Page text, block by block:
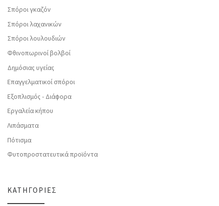
Σπόροι γκαζόν
Σπόροι λαχανικών
Σπόροι λουλουδιών
Φθινοπωρινοί βολβοί
Δημόσιας υγείας
Επαγγελματικοί σπόροι
Εξοπλισμός - Διάφορα
Εργαλεία κήπου
Λιπάσματα
Πότισμα
Φυτοπροστατευτικά προϊόντα
ΚΑΤΗΓΟΡΊΕΣ